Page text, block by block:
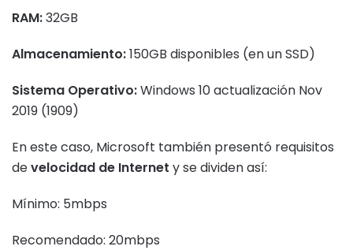
RAM:32GB
Almacenamiento:150GB disponibles (en un SSD)
Sistema Operativo:Windows 10 actualización Nov
2019 (1909)
En este caso, Microsoft también presentó requisitos
develocidad de Internet y se dividen así:
Mínimo: 5mbps
Recomendado: 20mbps